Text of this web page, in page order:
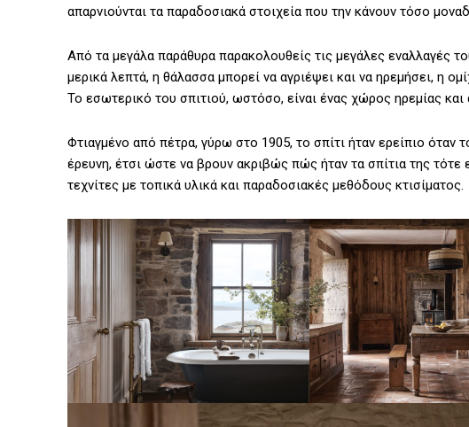
απαρνιούνται τα παραδοσιακά στοιχεία που την κάνουν τόσο
Από τα μεγάλα παράθυρα παρακολουθείς τις μεγάλες εναλλαγές
μερικά λεπτά, η θάλασσα μπορεί να αγριέψει και να ηρεμήσει, η
Το εσωτερικό του σπιτιού, ωστόσο, είναι ένας χώρος ηρεμίας και
Φτιαγμένο από πέτρα, γύρω στο 1905, το σπίτι ήταν ερείπιο
έρευνη, έτσι ώστε να βρουν ακριβώς πώς ήταν τα σπίτια της
τεχνίτες με τοπικά υλικά και παραδοσιακές μεθόδους κτισίματος.